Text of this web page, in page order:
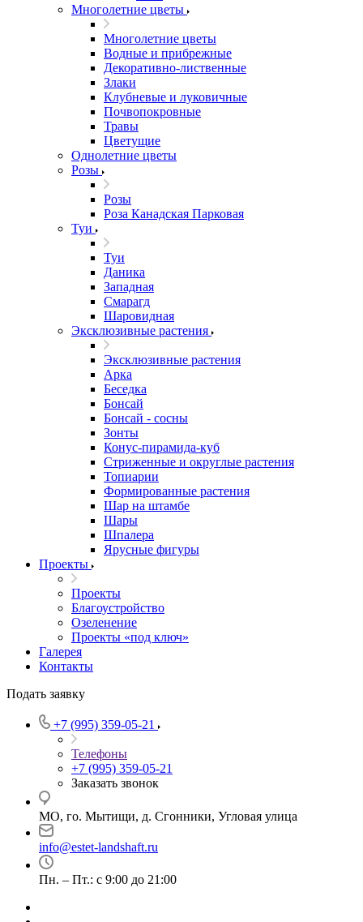
Многолетние цветы
Многолетние цветы
Водные и прибрежные
Декоративно-лиственные
Злаки
Клубневые и луковичные
Почвопокровные
Травы
Цветущие
Однолетние цветы
Розы
Розы
Роза Канадская Парковая
Туи
Туи
Даника
Западная
Смарагд
Шаровидная
Эксклюзивные растения
Эксклюзивные растения
Арка
Беседка
Бонсай
Бонсай - сосны
Зонты
Конус-пирамида-куб
Стриженные и округлые растения
Топиарии
Формированные растения
Шар на штамбе
Шары
Шпалера
Ярусные фигуры
Проекты
Проекты
Благоустройство
Озеленение
Проекты «под ключ»
Галерея
Контакты
Подать заявку
+7 (995) 359-05-21
Телефоны
+7 (995) 359-05-21
Заказать звонок
МО, го. Мытищи, д. Сгонники, Угловая улица
info@estet-landshaft.ru
Пн. – Пт.: с 9:00 до 21:00